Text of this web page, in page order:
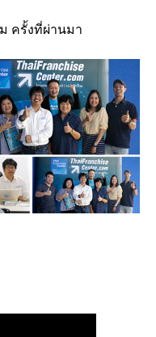
ครั้งที่ผ่านมา